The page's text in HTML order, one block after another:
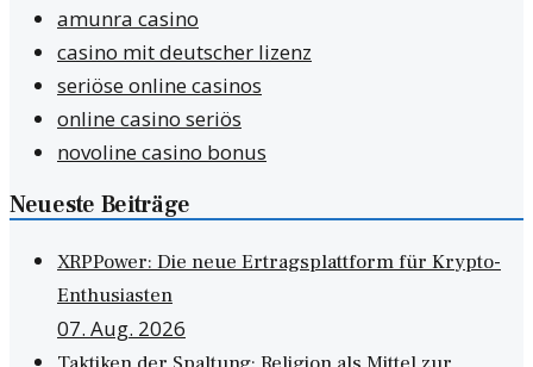
amunra casino
casino mit deutscher lizenz
seriöse online casinos
online casino seriös
novoline casino bonus
Neueste Beiträge
XRPPower: Die neue Ertragsplattform für Krypto-
Enthusiasten
07. Aug. 2026